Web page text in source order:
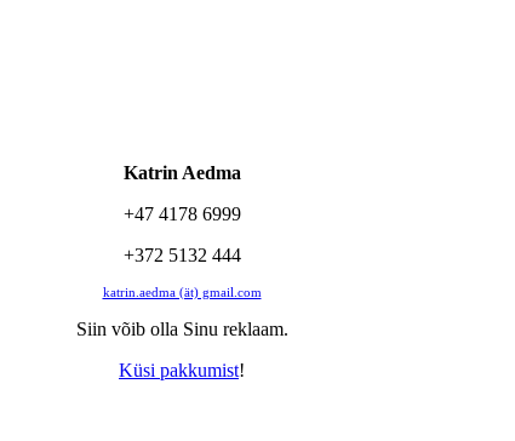
Katrin Aedma
+47 4178 6999
+372 5132 444
katrin.aedma (ät) gmail.com
Siin võib olla Sinu reklaam.
Küsi pakkumist!